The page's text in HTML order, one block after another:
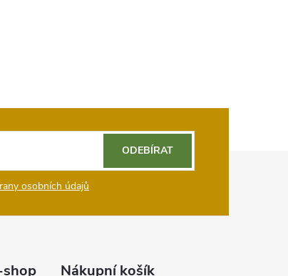
osobních údajů
ODEBÍRAT
Nákupní košík